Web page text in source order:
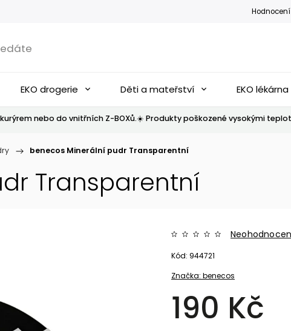
EKO drogerie Děti a mateřství EKO lékárna
nebo do vnitřních Z-BOXů.☀️ Produkty poškozené vysokými
/ benecos Minerální pudr Transparentní
Transparentní
Značka:benecos
190 Kč
Kód: 944721